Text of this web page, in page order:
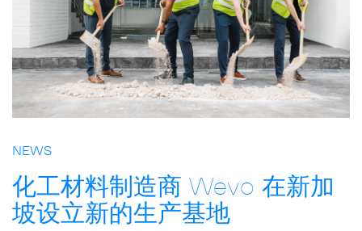
NEWS
化工材料制造商 Wevo 在新加
坡设立新的生产基地